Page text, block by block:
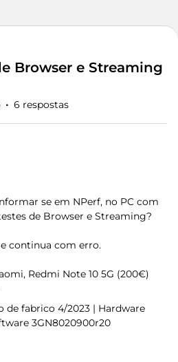
Browser e Streaming
6 respostas
se em NPerf, no PC com
de Browser e Streaming?
continua com erro.
Redmi Note 10 5G (200€)
de fabrico 4/2023 | Hardware
3GN8020900r20